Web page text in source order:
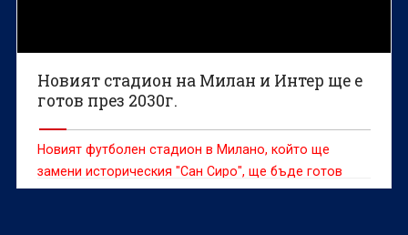
Новият стадион на Милан и Интер ще е
готов през 2030г.
Новият футболен стадион в Милано, който ще
замени историческия "Сан Сиро", ще бъде готов
навреме за началото на сезон 2030-2031 в Серия А,